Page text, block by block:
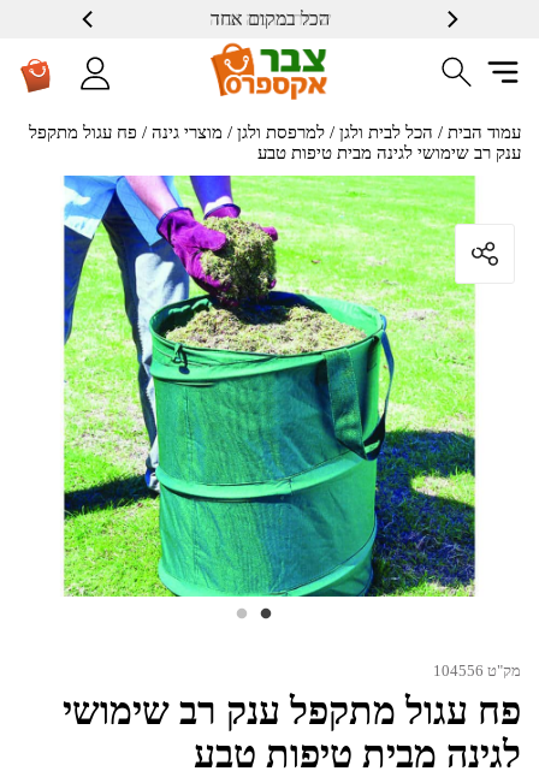
הכל במקום אחד
שרות ברמה גבוה
עמוד הבית / הכל לבית ולגן / למרפסת ולגן / מוצרי גינה / פח עגול מתקפל
ענק רב שימושי לגינה מבית טיפות טבע
מק"ט 104556
פח עגול מתקפל ענק רב שימושי
לגינה מבית טיפות טבע